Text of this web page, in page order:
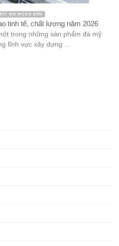
MÁI MỘ ĐÁ ĐƠN
tinh tế, chất lượng năm 2026
trong những sản phẩm đá mỹ
lĩnh vực xây dựng ...